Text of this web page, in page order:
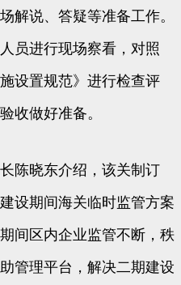
解说、答疑等准备工作。
员进行现场察看，对照
设置规范》进行检查评
收做好准备。
陈晓东介绍，该关制订
设期间海关临时监管方案
间区内企业监管不断，秩
管理平台，解决二期建设